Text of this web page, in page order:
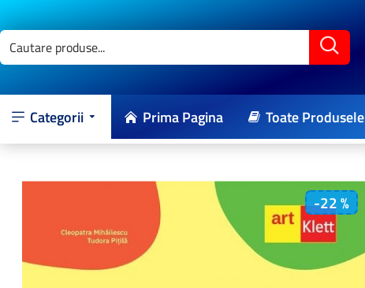
Categorii Prima Pagina Toate Produsele
-22 %